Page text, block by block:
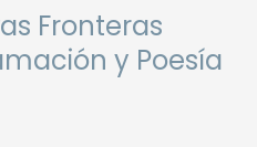
Fronteras
y Poesía